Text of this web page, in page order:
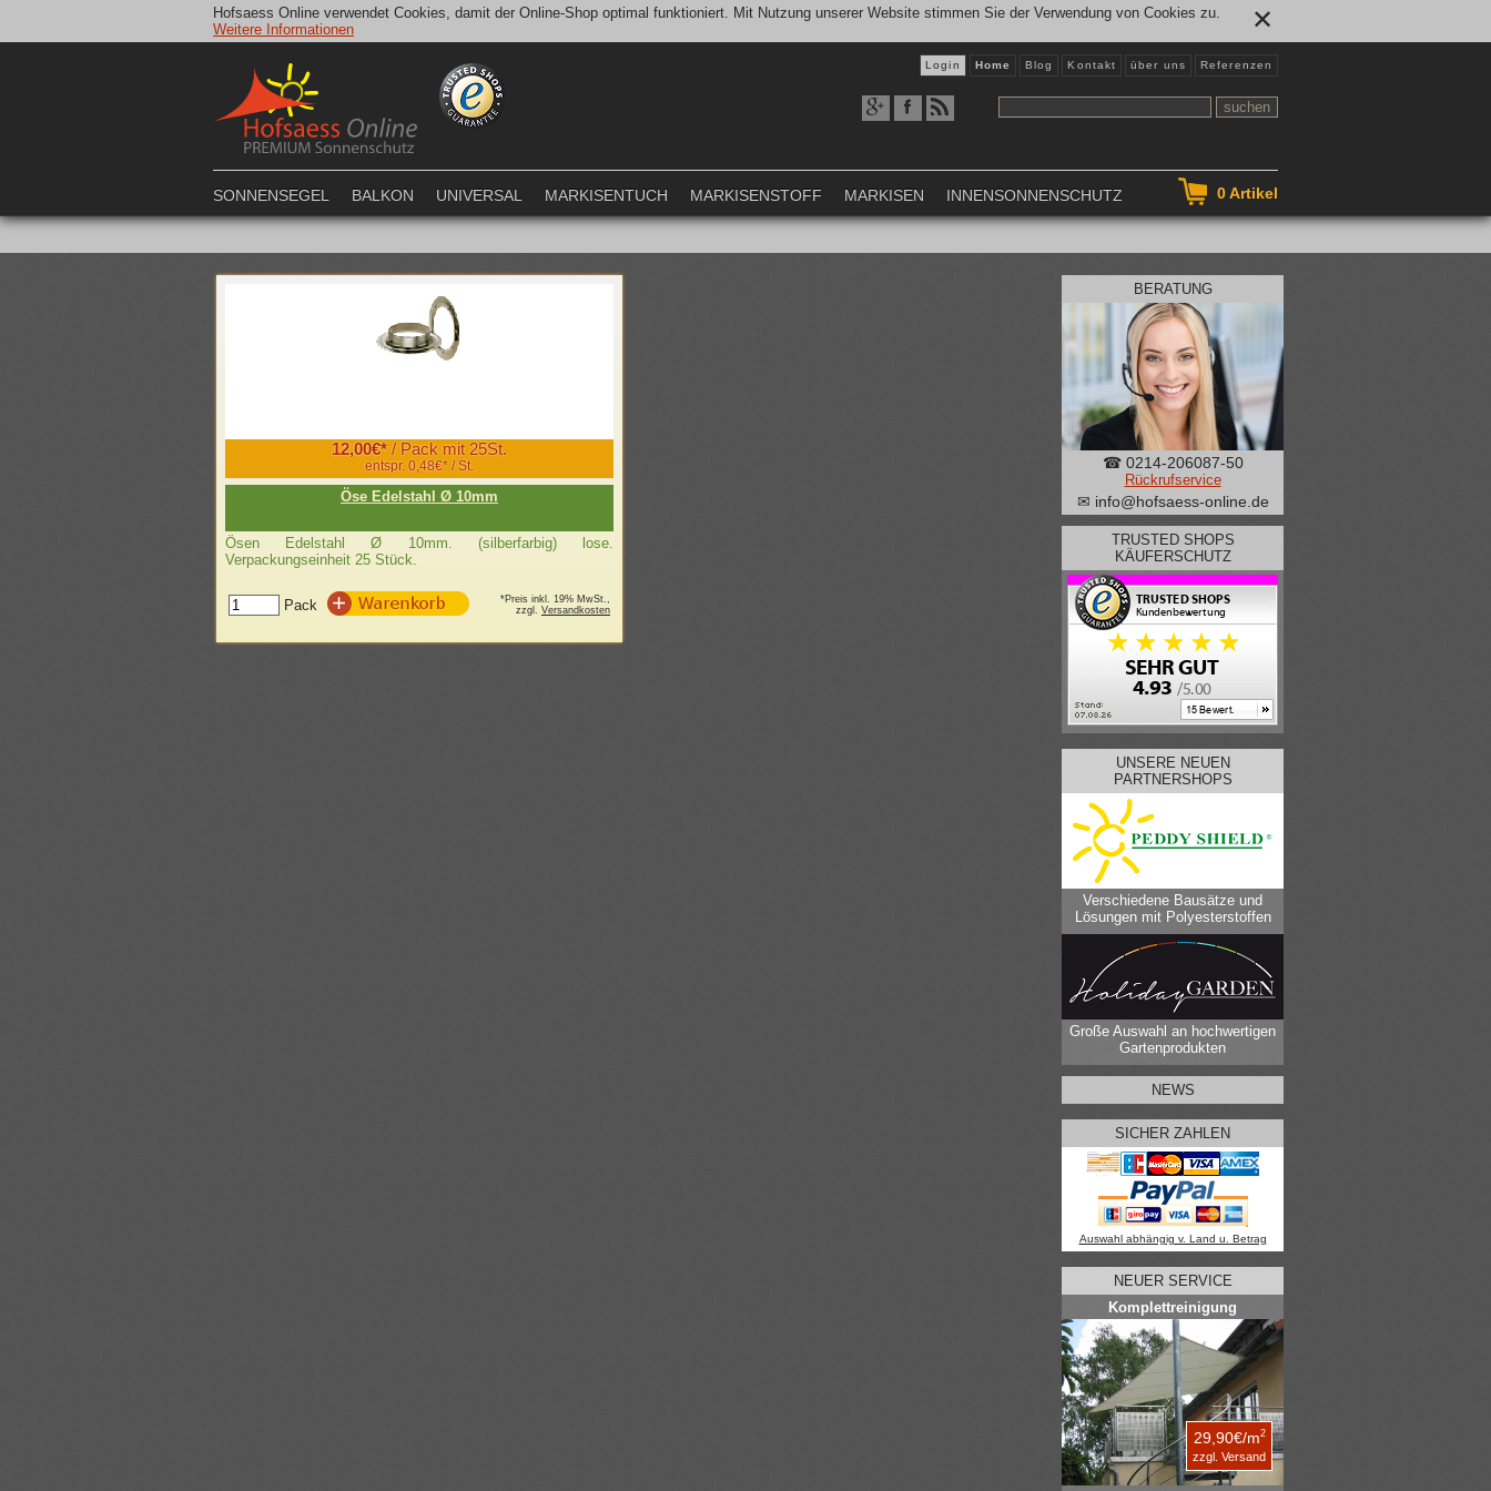
Hofsaess Online verwendet Cookies, damit der Online-Shop optimal funktioniert. Mit Nutzung unserer Website stimmen Sie der Verwendung von Cookies zu.
Weitere Informationen
✕
Login Home Blog Kontakt über uns Referenzen
0Artikel
SONNENSEGEL BALKON UNIVERSAL MARKISENTUCH MARKISENSTOFF MARKISEN INNENSONNENSCHUTZ
12,00€*/ Pack mit 25St.
entspr. 0,48€* / St.
Öse Edelstahl Ø 10mm
Ösen Edelstahl Ø 10mm. (silberfarbig) lose.
Verpackungseinheit 25 Stück.
Pack
*Preis inkl. 19% MwSt.,
zzgl. Versandkosten
BERATUNG
☎ 0214-206087-50
Rückrufservice
✉ info@hofsaess-online.de
TRUSTED SHOPS
KÄUFERSCHUTZ
UNSERE NEUEN
PARTNERSHOPS
Verschiedene Bausätze und
Lösungen mit Polyesterstoffen
Große Auswahl an hochwertigen
Gartenprodukten
NEWS
SICHER ZAHLEN
Auswahl abhängig v. Land u. Betrag
NEUER SERVICE
Komplettreinigung
29,90€/m2
zzgl. Versand